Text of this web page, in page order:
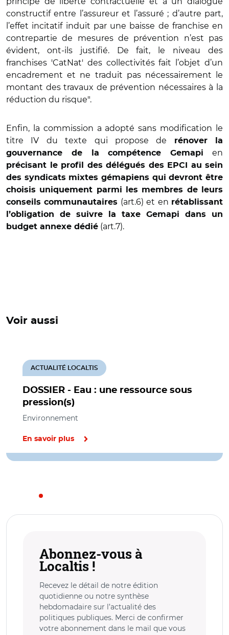
constructif entre l’assureur et l’assuré ; d’autre part,
l’effet incitatif induit par une baisse de franchise en
contrepartie de mesures de prévention n’est pas
évident, ont-ils justifié. De fait, le niveau des
franchises 'CatNat' des collectivités fait l’objet d’un
encadrement et ne traduit pas nécessairement le
montant des travaux de prévention nécessaires à la
réduction du risque".
Enfin, la commission a adopté sans modification le
titre IV du texte qui propose de
rénover la
gouvernance de la compétence Gemapi
en
précisant le profil des délégués des EPCI au sein
des syndicats mixtes gémapiens qui devront être
choisis uniquement parmi les membres de leurs
conseils communautaires (art.6) et en rétablissant
l’obligation de suivre la taxe Gemapi dans un
budget annexe dédié (art.7).
Voir aussi
DOSSIER - Eau : une ressource sous
pression(s)
ACTUALITÉ LOCALTIS
Environnement
En savoir plus
Abonnez-vous à
Localtis !
Recevez le détail de notre édition
quotidienne ou notre synthèse
hebdomadaire sur l’actualité des
politiques publiques. Merci de confirmer
votre abonnement dans le mail que vous